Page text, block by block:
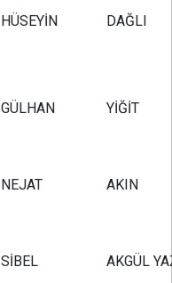
HÜSEYİN DAĞLI
GÜLHAN YİĞİT
NEJAT AKIN
SİBEL AKGÜL